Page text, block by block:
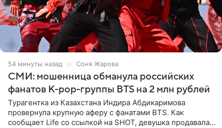
54 минуты назад Соня Жарова
СМИ: мошенница обманула российских
фанатов K-pop-группы BTS на 2 млн рублей
Турагентка из Казахстана Индира Абдикаримова
провернула крупную аферу с фанатами BTS. Как
сообщает Life со ссылкой на SHOT, девушка продавала